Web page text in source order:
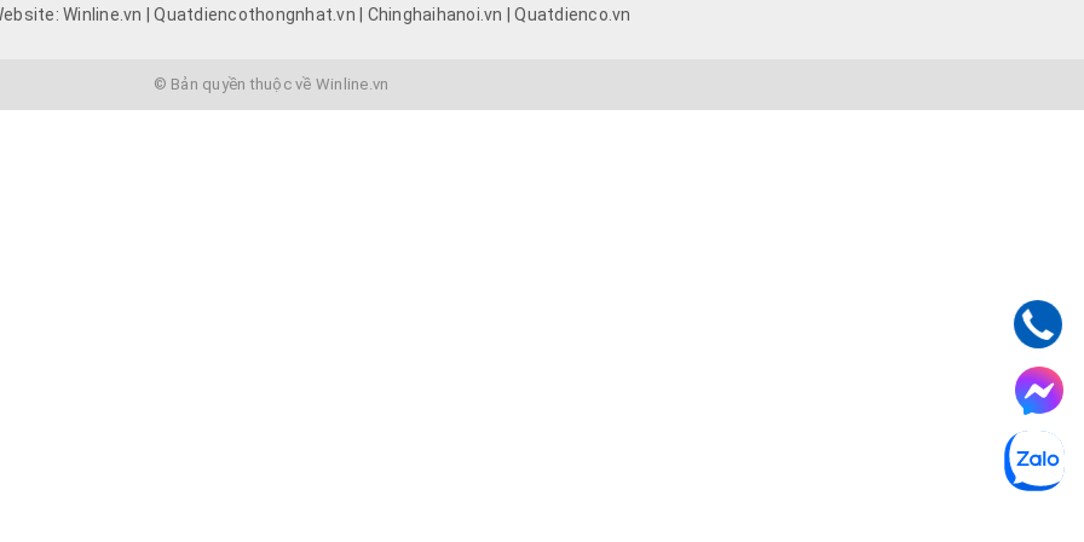
Winline.vn | Quatdiencothongnhat.vn | Chinghaihanoi.vn | Quatdienco.vn
© Bản quyền thuộc về Winline.vn